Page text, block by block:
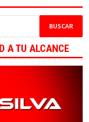
A TU ALCANCE